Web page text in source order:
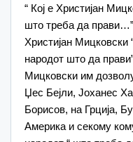
“ Кој е Христијан
што треба да
Христијан Мицковски
народот што да
Мицковски им
Џес Бејли, Јоханес
Борисов, на Грција,
Америка и секому